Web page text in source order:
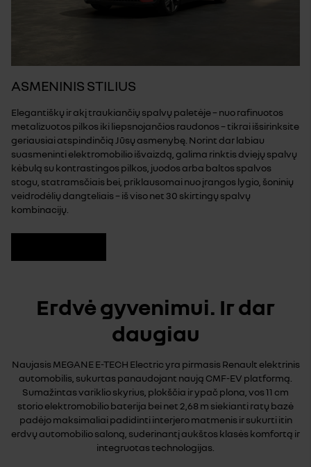
ASMENINIS STILIUS
Elegantiškų ir akį traukiančių spalvų paletėje – nuo rafinuotos
metalizuotos pilkos iki liepsnojančios raudonos – tikrai išsirinksite
geriausiai atspindinčią Jūsų asmenybę. Norint dar labiau
suasmeninti elektromobilio išvaizdą, galima rinktis dviejų spalvų
kėbulą su kontrastingos pilkos, juodos arba baltos spalvos
stogu, statramsčiais bei, priklausomai nuo įrangos lygio, šoninių
veidrodėlių dangteliais – iš viso net 30 skirtingų spalvų
kombinacijų.
Erdvė gyvenimui. Ir dar
daugiau
Naujasis MEGANE E-TECH Electric yra pirmasis Renault elektrinis
automobilis, sukurtas panaudojant naują CMF-EV platformą.
Sumažintas variklio skyrius, plokščia ir ypač plona, vos 11 cm
storio elektromobilio baterija bei net 2,68 m siekianti ratų bazė
padėjo maksimaliai padidinti interjero matmenis ir sukurti itin
erdvų automobilio saloną, suderinantį aukštos klasės komfortą ir
integruotas technologijas.